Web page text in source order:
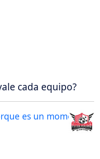
cada equipo?